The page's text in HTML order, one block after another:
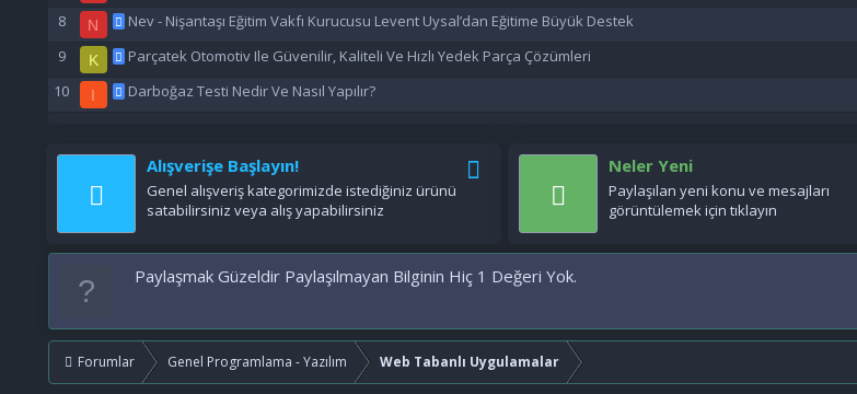
N Nev - Nişantaşı Eğitim Vakfı Kurucusu Levent Uysal’dan Eğitime Büyük Destek
K Parçatek Otomotiv Ile Güvenilir, Kaliteli Ve Hızlı Yedek Parça Çözümleri
I Darboğaz Testi Nedir Ve Nasıl Yapılır?
Alışverişe Başlayın!
Genel alışveriş kategorimizde istediğiniz ürünü
satabilirsiniz veya alış yapabilirsiniz
Neler Yeni
Paylaşılan yeni konu ve mesajları
görüntülemek için tıklayın
Paylaşmak Güzeldir Paylaşılmayan Bilginin Hiç 1 Değeri Yok.
Forumlar Genel Programlama - Yazılım Web Tabanlı Uygulamalar